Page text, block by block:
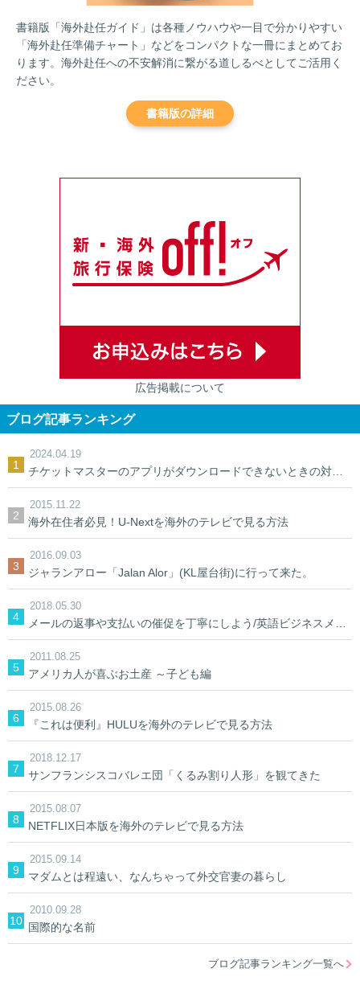
書籍版「海外赴任ガイド」は各種ノウハウや一目で分かりやすい
「海外赴任準備チャート」などをコンパクトな一冊にまとめてお
ります。海外赴任への不安解消に繋がる道しるべとしてご活用く
ださい。
書籍版の詳細
広告掲載について
ブログ記事ランキング
2024.04.19
チケットマスターのアプリがダウンロードできないときの対処法【裏ワザ】
2015.11.22
海外在住者必見！U-Nextを海外のテレビで見る方法
2016.09.03
ジャランアロー「Jalan Alor」(KL屋台街)に行って来た。
2018.05.30
メールの返事や支払いの催促を丁寧にしよう/英語ビジネスメール
2011.08.25
アメリカ人が喜ぶお土産 ～子ども編
2015.08.26
『これは便利』HULUを海外のテレビで見る方法
2018.12.17
サンフランシスコバレエ団「くるみ割り人形」を観てきた
2015.08.07
NETFLIX日本版を海外のテレビで見る方法
2015.09.14
マダムとは程遠い、なんちゃって外交官妻の暮らし
2010.09.28
国際的な名前
ブログ記事ランキング一覧へ